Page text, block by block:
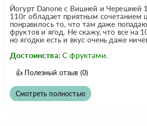
Йогурт Danone с Вишней и Черешней
110г обладает приятным сочетанием
понравилось то, что там даже
фруктов и ягод. Не скажу, что все на
но ягодки есть и вкус очень даже
Достоинства: С фруктами.
👍 Полезный отзыв (0)
Смотреть полностью